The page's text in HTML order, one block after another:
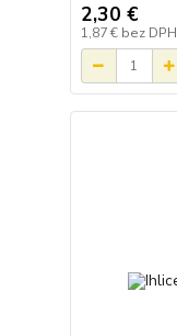
2,30 €
1,87 € bez DPH